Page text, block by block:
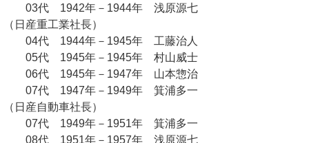
03代 1942年－1944年 浅原源七
（日産重工業社長）
04代 1944年－1945年 工藤治人
05代 1945年－1945年 村山威士
06代 1945年－1947年 山本惣治
07代 1947年－1949年 箕浦多一
（日産自動車社長）
07代 1949年－1951年 箕浦多一
08代 1951年－1957年 浅原源七